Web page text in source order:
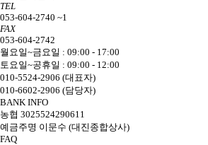
TEL
053-604-2740 ~1
FAX
053-604-2742
월요일~금요일 : 09:00 - 17:00
토요일~공휴일 : 09:00 - 12:00
010-5524-2906 (대표자)
010-6602-2906 (담당자)
BANK INFO
농협 3025524290611
예금주명 이문수 (대진종합상사)
FAQ